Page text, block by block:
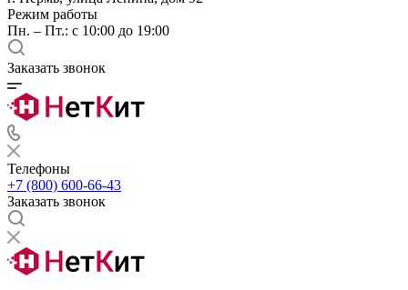
Режим работы
Пн. – Пт.: с 10:00 до 19:00
Заказать звонок
Телефоны
+7 (800) 600-66-43
Заказать звонок